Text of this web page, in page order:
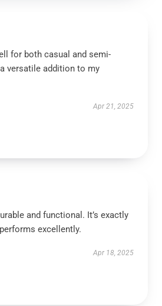
for both casual and semi-
versatile addition to my
Apr 21, 2025
and functional. It’s exactly
excellently.
Apr 18, 2025